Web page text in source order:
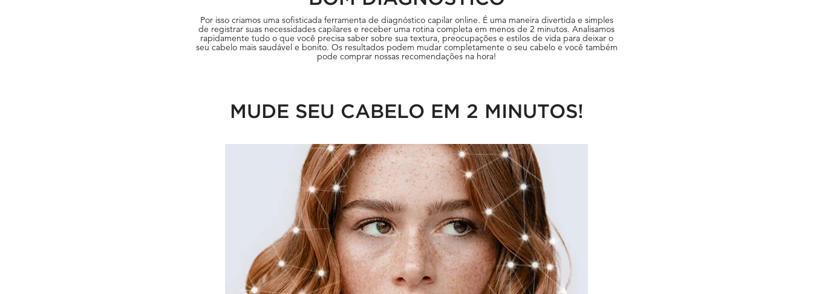
Por isso criamos uma sofisticada ferramenta de diagnóstico capilar online. É uma maneira divertida e simples
de registrar suas necessidades capilares e receber uma rotina completa em menos de 2 minutos. Analisamos
rapidamente tudo o que você precisa saber sobre sua textura, preocupações e estilos de vida para deixar o
seu cabelo mais saudável e bonito. Os resultados podem mudar completamente o seu cabelo e você também
pode comprar nossas recomendações na hora!
MUDE SEU CABELO EM 2 MINUTOS!